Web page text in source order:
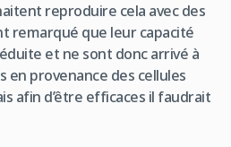
reproduire cela avec des
remarqué que leur capacité
et ne sont donc arrivé à
en provenance des cellules
afin d’être efficaces il faudrait